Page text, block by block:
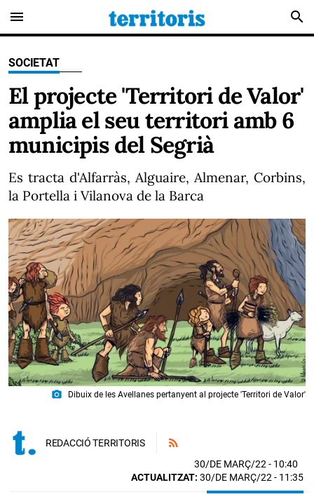
menu search
SOCIETAT
El projecte 'Territori de Valor'
amplia el seu territori amb 6
municipis del Segrià
Es tracta d'Alfarràs, Alguaire, Almenar, Corbins,
la Portella i Vilanova de la Barca
photo_camera Dibuix de les Avellanes pertanyent al projecte 'Territori de Valor'
REDACCIÓ TERRITORIS
30/DE MARÇ/22 - 10:40
ACTUALITZAT: 30/DE MARÇ/22 - 11:35